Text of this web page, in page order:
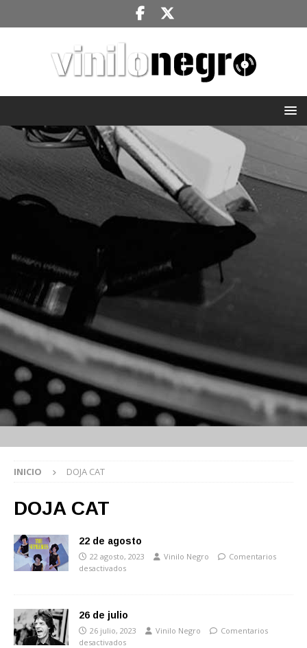
INICIO DOJA CAT
DOJA CAT
22 de agosto
22 agosto, 2023 Vinilo Negro
Comentarios
desactivados
26 de julio
26 julio, 2023 Vinilo Negro
Comentarios
desactivados